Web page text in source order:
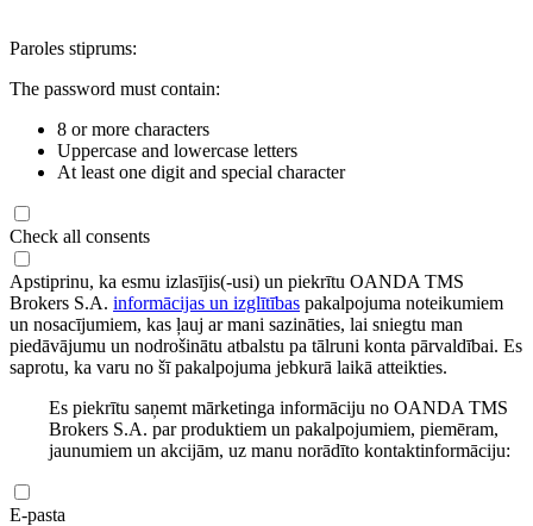
Paroles stiprums:
The password must contain:
8 or more characters
Uppercase and lowercase letters
At least one digit and special character
Check all consents
Apstiprinu, ka esmu izlasījis(-usi) un piekrītu OANDA TMS
Brokers S.A. informācijas un izglītības pakalpojuma noteikumiem
un nosacījumiem, kas ļauj ar mani sazināties, lai sniegtu man
piedāvājumu un nodrošinātu atbalstu pa tālruni konta pārvaldībai. Es
saprotu, ka varu no šī pakalpojuma jebkurā laikā atteikties.
Es piekrītu saņemt mārketinga informāciju no OANDA TMS
Brokers S.A. par produktiem un pakalpojumiem, piemēram,
jaunumiem un akcijām, uz manu norādīto kontaktinformāciju:
E-pasta